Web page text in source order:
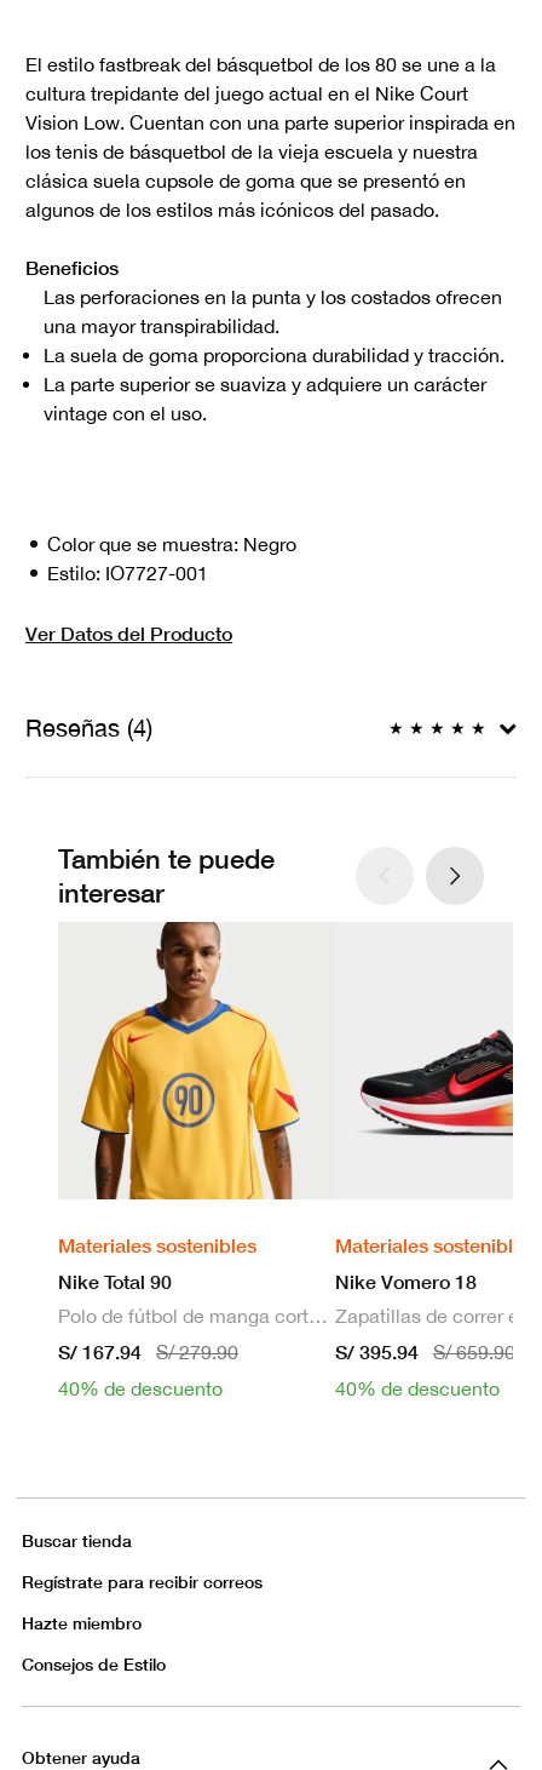
El estilo fastbreak del básquetbol de los 80 se une a la
cultura trepidante del juego actual en el Nike Court
Vision Low. Cuentan con una parte superior inspirada en
los tenis de básquetbol de la vieja escuela y nuestra
clásica suela cupsole de goma que se presentó en
algunos de los estilos más icónicos del pasado.
Beneficios
Las perforaciones en la punta y los costados ofrecen
una mayor transpirabilidad.
La suela de goma proporciona durabilidad y tracción.
La parte superior se suaviza y adquiere un carácter
vintage con el uso.
Color que se muestra: Negro
Estilo: IO7727-001
Ver Datos del Producto
Reseñas (4) ★ ★ ★ ★ ★
También te puede
interesar
Materiales sostenibles
Nike Total 90
Polo de fútbol de manga corta Dri-FIT para hombre
S/ 167.94
S/ 279.90
40% de descuento
Materiales sostenibles
Nike Vomero 18
S/ 395.94
S/ 659.90
40% de descuento
Buscar tienda
Regístrate para recibir correos
Hazte miembro
Consejos de Estilo
Obtener ayuda